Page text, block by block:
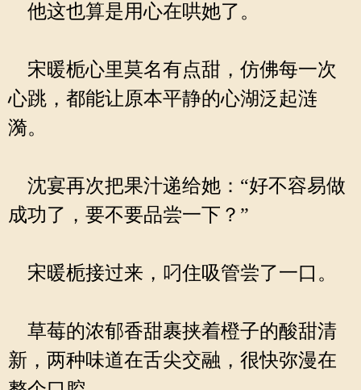
他这也算是用心在哄她了。
宋暖栀心里莫名有点甜，仿佛每一次
心跳，都能让原本平静的心湖泛起涟
漪。
沈宴再次把果汁递给她：“好不容易做
成功了，要不要品尝一下？”
宋暖栀接过来，叼住吸管尝了一口。
草莓的浓郁香甜裹挟着橙子的酸甜清
新，两种味道在舌尖交融，很快弥漫在